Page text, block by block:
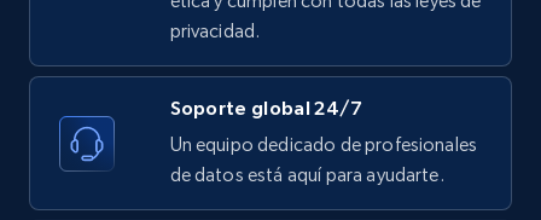
URL, ID, User id, Use url, Title, Headline, Post
11.3K+ 1.5K+ Prueba gratuita
privacidad.
Soporte global 24/7
Un equipo dedicado de profesionales
de datos está aquí para ayudarte.